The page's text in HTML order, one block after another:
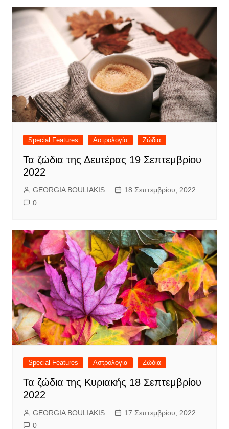
Special Features Αστρολογία Ζώδια
Τα ζώδια της Δευτέρας 19 Σεπτεμβρίου
2022
GEORGIA BOULIAKIS
18 Σεπτεμβρίου, 2022
0
Special Features Αστρολογία Ζώδια
Τα ζώδια της Κυριακής 18 Σεπτεμβρίου
2022
GEORGIA BOULIAKIS
17 Σεπτεμβρίου, 2022
0